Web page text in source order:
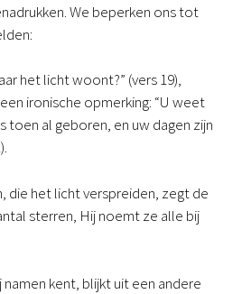
We beperken ons tot
het licht woont?” (vers 19),
ironische opmerking: “U weet
toen al geboren, en uw dagen zijn
die het licht verspreiden, zegt de
sterren, Hij noemt ze alle bij
kent, blijkt uit een andere